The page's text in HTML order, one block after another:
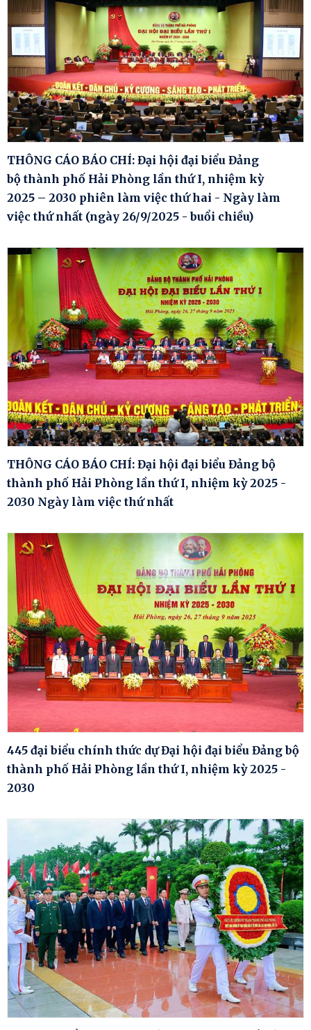
THÔNG CÁO BÁO CHÍ: Đại hội đại biểu Đảng
bộ thành phố Hải Phòng lần thứ I, nhiệm kỳ
2025 – 2030 phiên làm việc thứ hai - Ngày làm
việc thứ nhất (ngày 26/9/2025 - buổi chiều)
THÔNG CÁO BÁO CHÍ: Đại hội đại biểu Đảng bộ
thành phố Hải Phòng lần thứ I, nhiệm kỳ 2025 -
2030 Ngày làm việc thứ nhất
445 đại biểu chính thức dự Đại hội đại biểu Đảng bộ
thành phố Hải Phòng lần thứ I, nhiệm kỳ 2025 -
2030